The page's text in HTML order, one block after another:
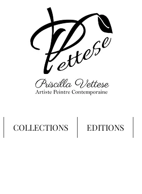
COLLECTIONS EDITIONS